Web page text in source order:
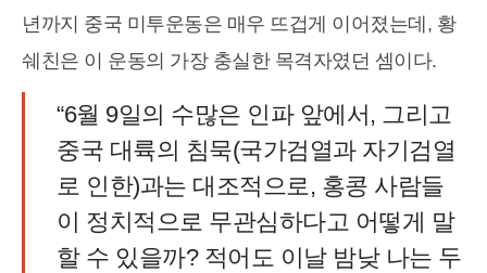
년까지 중국 미투운동은 매우 뜨겁게 이어졌는데, 황
쉐친은 이 운동의 가장 충실한 목격자였던 셈이다.
“6월 9일의 수많은 인파 앞에서, 그리고
중국 대륙의 침묵(국가검열과 자기검열
로 인한)과는 대조적으로, 홍콩 사람들
이 정치적으로 무관심하다고 어떻게 말
할 수 있을까? 적어도 이날 밤낮 나는 두